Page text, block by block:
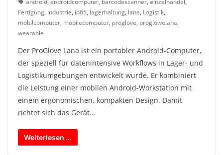
Fertigung, Industrie, ip65, lagerhaltung, lana, Logistik,
mobilcomputer, mobilecomputer, proglove, proglowelana,
wearable
Der ProGlove Lana ist ein portabler Android-Computer,
der speziell für datenintensive Workflows in Lager- und
Logistikumgebungen entwickelt wurde. Er kombiniert
die Leistung einer mobilen Android-Workstation mit
einem ergonomischen, kompakten Design. Damit
richtet sich das Gerät…
Weiterlesen ...